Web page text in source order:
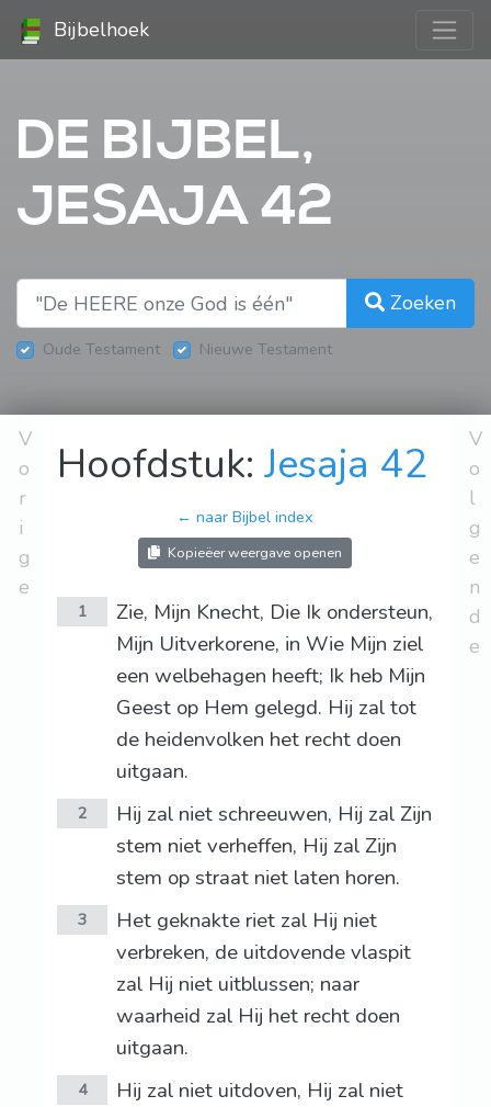
Bijbelhoek
DE BIJBEL,
JESAJA 42
Zoeken
Oude Testament Nieuwe Testament
V
o
r
i
g
e
Hoofdstuk:Jesaja 42
← naar Bijbel index
Kopieëer weergave openen
1
Zie, Mijn Knecht, Die Ik ondersteun,
Mijn Uitverkorene, in Wie Mijn ziel
een welbehagen heeft; Ik heb Mijn
Geest op Hem gelegd. Hij zal tot
de heidenvolken het recht doen
uitgaan.
2
Hij zal niet schreeuwen, Hij zal Zijn
stem niet verheffen, Hij zal Zijn
stem op straat niet laten horen.
3
Het geknakte riet zal Hij niet
verbreken, de uitdovende vlaspit
zal Hij niet uitblussen; naar
waarheid zal Hij het recht doen
uitgaan.
4
Hij zal niet uitdoven, Hij zal niet
V
o
l
g
e
n
d
e